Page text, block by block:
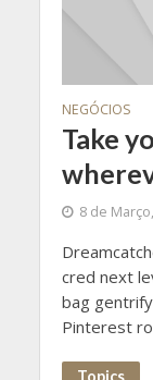
NEGÓCIOS
Take
8 de
cred next
bag
Pinterest